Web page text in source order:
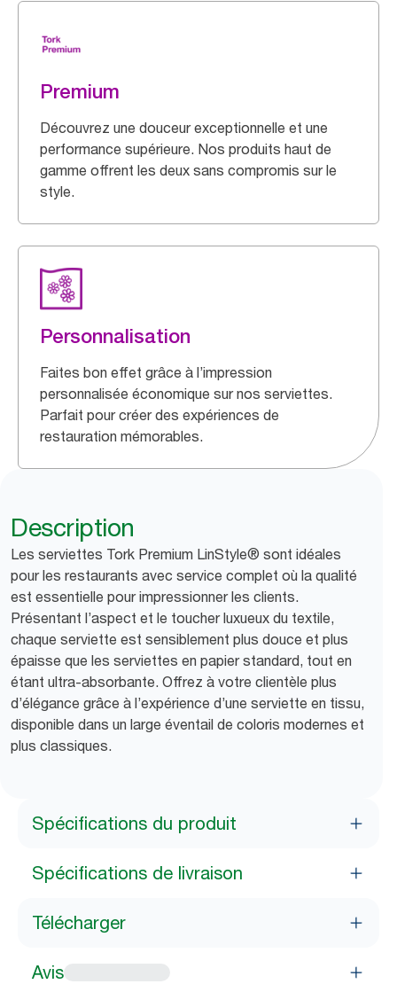
Premium
Découvrez une douceur exceptionnelle et une
performance supérieure. Nos produits haut de
gamme offrent les deux sans compromis sur le
style.
Personnalisation
Faites bon effet grâce à l’impression
personnalisée économique sur nos serviettes.
Parfait pour créer des expériences de
restauration mémorables.
Description
Les serviettes Tork Premium LinStyle® sont idéales
pour les restaurants avec service complet où la qualité
est essentielle pour impressionner les clients.
Présentant l’aspect et le toucher luxueux du textile,
chaque serviette est sensiblement plus douce et plus
épaisse que les serviettes en papier standard, tout en
étant ultra-absorbante. Offrez à votre clientèle plus
d’élégance grâce à l’expérience d’une serviette en tissu,
disponible dans un large éventail de coloris modernes et
plus classiques.
Spécifications du produit
Spécifications de livraison
Télécharger
Avis